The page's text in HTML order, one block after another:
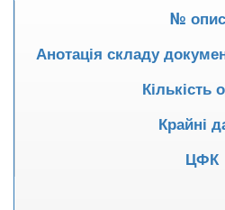
№
Анотація складу
Кількість
Крайні
ЦФК